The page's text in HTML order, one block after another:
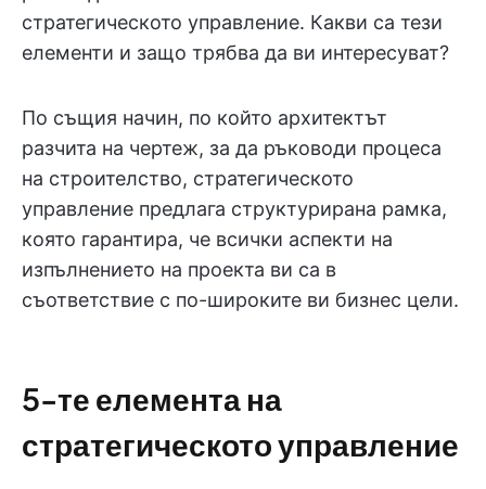
стратегическото управление. Какви са тези
елементи и защо трябва да ви интересуват?
По същия начин, по който архитектът
разчита на чертеж, за да ръководи процеса
на строителство, стратегическото
управление предлага структурирана рамка,
която гарантира, че всички аспекти на
изпълнението на проекта ви са в
съответствие с по-широките ви бизнес цели.
5-те елемента на
стратегическото управление